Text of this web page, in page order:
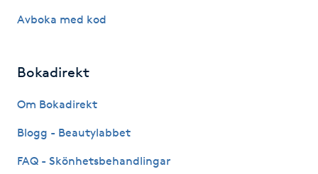
Hyperhidros
Hypnos
Avboka med kod
Bokadirekt
Om Bokadirekt
Blogg - Beautylabbet
FAQ - Skönhetsbehandlingar